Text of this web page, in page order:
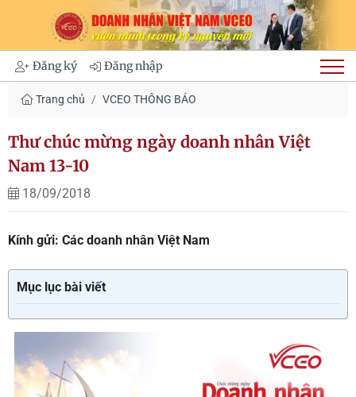
Đăng ký Đăng nhập
Trang chủ VCEO THÔNG BÁO
Thư chúc mừng ngày doanh nhân Việt
Nam 13-10
18/09/2018
Kính gửi: Các doanh nhân Việt Nam
Mục lục bài viết